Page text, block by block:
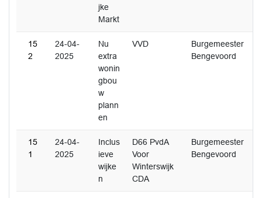
jke
Markt
15
2
24-04-
2025
Nu
extra
wonin
gbou
w
plann
en
VVD
Burgemeester
Bengevoord
15
1
24-04-
2025
Inclus
ieve
wijke
n
D66 PvdA
Voor
Winterswijk
CDA
Burgemeester
Bengevoord